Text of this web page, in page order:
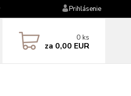
Prihlásenie
0 ks
za 0,00 EUR